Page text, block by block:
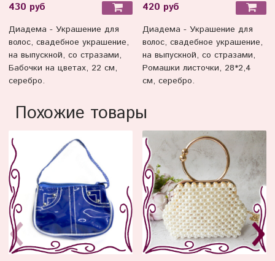
430 руб
Диадема - Украшение для
волос, свадебное украшение,
на выпускной, со стразами,
Бабочки на цветах, 22 см,
серебро.
420 руб
Диадема - Украшение для
волос, свадебное украшение,
на выпускной, со стразами,
Ромашки листочки, 28*2,4
см, серебро.
Похожие товары